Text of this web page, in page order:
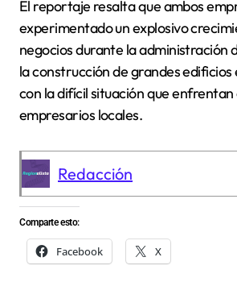
El reportaje resalta que ambos
experimentado un explosivo
negocios durante la administración
la construcción de grandes
con la difícil situación que
empresarios locales.
Redacción
Comparte esto:
Facebook X